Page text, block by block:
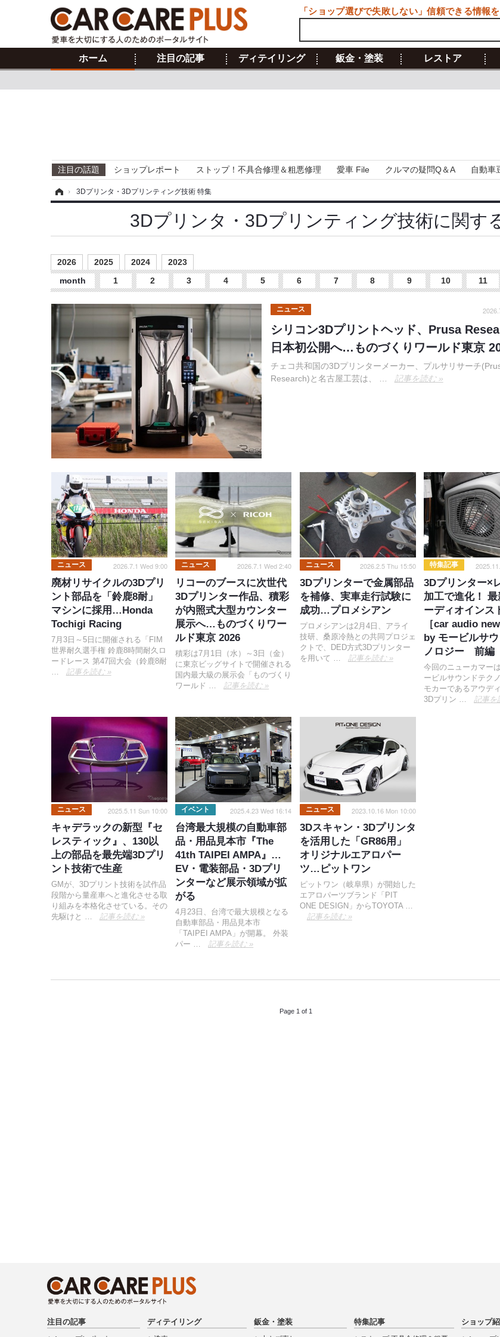
ホーム 注目の記事 ディテイリング 鈑金・塗装 レストア
注目の話題 ショップレポート ストップ！不具合修理＆粗悪修理 愛車 File クルマの疑問Q＆A 自動車
› 3Dプリンタ・3Dプリンティング技術 特集
3Dプリンタ・3Dプリンティング技術に関す
2026 2025 2024
2023
month
1 2 3 4 5 6 7 8 9 10 11
ニュース
シリコン3Dプリントヘッド、Prusa
日本初公開へ…ものづくりワールド東京
チェコ共和国の3Dプリンターメーカー、プルサリサーチ
Research)と名古屋工芸は、 …
記事を読む »
ニュース 2026.7.1 Wed 9:00
廃材リサイクルの3Dプリ
ント部品を「鈴鹿8耐」
マシンに採用…Honda
Tochigi Racing
7月3日～5日に開催される「FIM
世界耐久選手権 鈴鹿8時間耐久ロ
ードレース 第47回大会（鈴鹿8耐
…
記事を読む »
ニュース 2026.7.1 Wed 2:40
リコーのブースに次世代
3Dプリンター作品、積彩
が内照式大型カウンター
展示へ…ものづくりワー
ルド東京 2026
積彩は7月1日（水）～3日（金）
に東京ビッグサイトで開催される
国内最大級の展示会「ものづくり
ワールド …
記事を読む »
ニュース 2026.2.5 Thu 15:50
3Dプリンターで金属部品
を補修、実車走行試験に
成功…プロメシアン
プロメシアンは2月4日、アライ
技研、桑原冷熱との共同プロジェ
クトで、DED方式3Dプリンター
を用いて …
記事を読む »
特集記事
3Dプリンター×
加工で進化！
ーディオインス
［car audio
by モービルサ
ノロジー 前編
今回のニューカマー
ービルサウンドテク
モカーであるアウデ
3Dプリン …
記事を
ニュース 2025.5.11 Sun 10:00
キャデラックの新型『セ
レスティック』、130以
上の部品を最先端3Dプリ
ント技術で生産
GMが、3Dプリント技術を試作品
段階から量産車へと進化させる取
り組みを本格化させている。その
先駆けと …
記事を読む »
イベント 2025.4.23 Wed 16:14
台湾最大規模の自動車部
品・用品見本市『The
41th TAIPEI AMPA』…
EV・電装部品・3Dプリ
ンターなど展示領域が拡
がる
4月23日、台湾で最大規模となる
自動車部品・用品見本市
「TAIPEI AMPA」が開幕。 外装
パー …
記事を読む »
ニュース 2023.10.16 Mon 10:00
3Dスキャン・3Dプリンタ
を活用した「GR86用」
オリジナルエアロパー
ツ…ピットワン
ピットワン（岐阜県）が開始した
エアロパーツブランド「PIT
ONE DESIGN」からTOYOTA …
記事を読む »
Page 1 of 1
注目の記事
ディテイリング
鈑金・塗装
特集記事
ショップ
「ショップ選びで失敗しない」信頼できる情報